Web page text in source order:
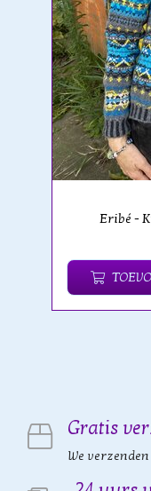
Eribé -
Gratis
We